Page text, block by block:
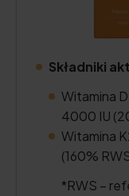
Składniki
Witamina
4000 IU
Witamina
(160%
*RWS –